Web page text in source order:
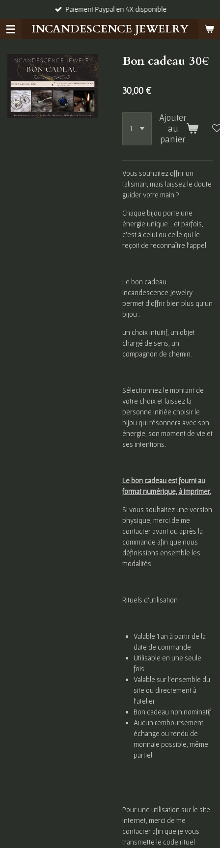
contenuINCANDESCENCE JEWELRY
Paiement Paypal en 4X disponible
Bon cadeau 30€
30,00 €
Ajouter
au
panier
Vous souhaitez offrir un
talisman, mais laissez le doute
guider votre main ?
Chaque bijou porte une
énergie unique… et parfois,
c’est à celui ou celle qui le
reçoit de reconnaître l’appel.
Le bon cadeau
Incandescence Jewelry
permet d’offrir bien plus qu’un
bijou :
un choix intuitif, un objet
chargé de sens, un
compagnon de chemin.
Sélectionnez le montant de
votre choix et laissez la
personne initiée choisir le
bijou qui résonnera avec son
énergie, son moment de vie et
ses intentions.
Le bon cadeau est fourni au
format numérique, à imprimer.
Si vous souhaitez une version
physique, merci de me
contacter avant ou après la
commande afin que nous
définissions ensemble les
modalités.
Rituels d’utilisation :
Valable 1 an à partir de la
date de commande
Utilisable en une seule
fois
Valable sur l’ensemble du
site ou directement à
l’atelier
Bon cadeau non nominatif
Aucun remboursement,
échange ou rendu de
monnaie possible, même
partiel
Pour une utilisation sur le site
internet, merci de me
contacter afin que je vous
transmette le code rituel